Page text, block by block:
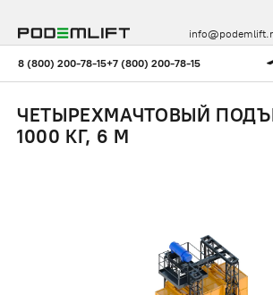
8 (800) 200-78-15+7 (800) 200-78-15
ЧЕТЫРЕХМАЧТОВЫЙ
1000 КГ, 6 М